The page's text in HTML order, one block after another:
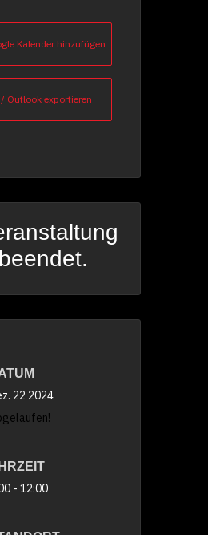
Kalender hinzufügen
Outlook exportieren
22 2024
- 12:00